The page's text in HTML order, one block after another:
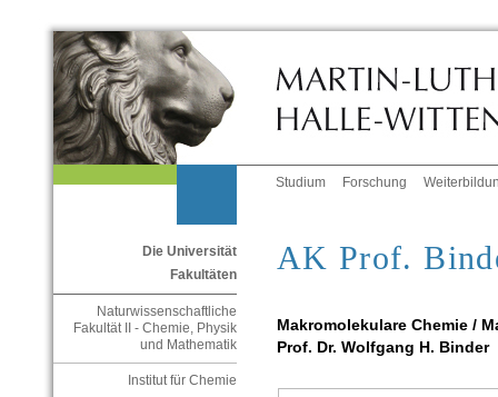
Studium Forschung
Die Universität
Fakultäten
Naturwissenschaftliche
Fakultät II - Chemie, Physik
und Mathematik
Institut für Chemie
AK Prof.
Makromolekulare Chemie /
Prof. Dr. Wolfgang H. Binder